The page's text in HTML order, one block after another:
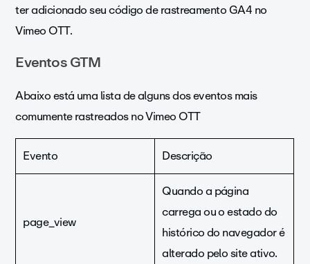
ter adicionado seu código de rastreamento GA4 no
Vimeo OTT.
Eventos GTM
Abaixo está uma lista de alguns dos eventos mais
comumente rastreados no Vimeo OTT
Evento Descrição
page_view
Quando a página
carrega ou o estado do
histórico do navegador é
alterado pelo site ativo.